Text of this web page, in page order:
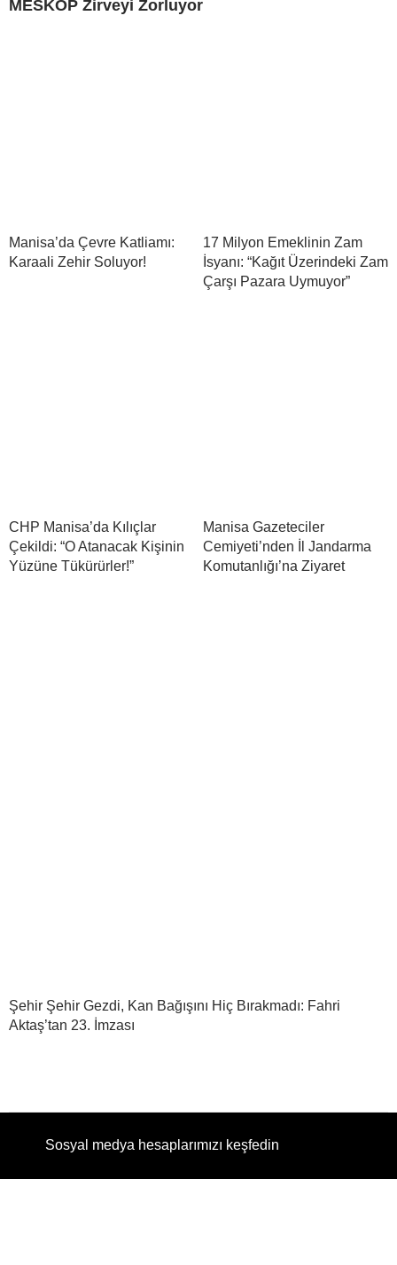
MESKOP Zirveyi Zorluyor
Manisa’da Çevre Katliamı:
Karaali Zehir Soluyor!
17 Milyon Emeklinin Zam
İsyanı: “Kağıt Üzerindeki Zam
Çarşı Pazara Uymuyor”
CHP Manisa’da Kılıçlar
Çekildi: “O Atanacak Kişinin
Yüzüne Tükürürler!”
Manisa Gazeteciler
Cemiyeti’nden İl Jandarma
Komutanlığı’na Ziyaret
Şehir Şehir Gezdi, Kan Bağışını Hiç Bırakmadı: Fahri
Aktaş’tan 23. İmzası
Sosyal medya hesaplarımızı keşfedin